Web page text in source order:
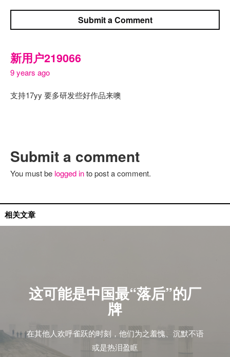
Submit a Comment
新用户219066
9 years ago
支持17yy 要多研发些好作品来噢
Submit a comment
You must be logged into post a comment.
相关文章
这可能是中国最“落后”的厂
牌
在其他人欢呼雀跃的时刻，他们为之羞愧、沉默不语
或是热泪盈眶
国内艺人